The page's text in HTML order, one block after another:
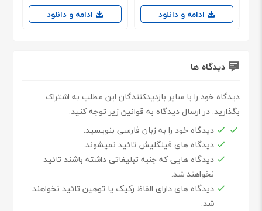
ادامه و دانلود ادامه و دانلود
دیدگاه ها
دیدگاه خود را با سایر بازدیدکنندگان این مطلب به اشتراک
بگذارید. در ارسال دیدگاه به قوانین زیر توجه کنید.
دیدگاه خود را به زبان فارسی بنویسید.
دیدگاه های فینگلیش تائید نمیشوند.
دیدگاه هایی که جنبه تبلیغاتی داشته باشند تائید
نخواهند شد.
دیدگاه های دارای الفاظ رکیک یا توهین تائید نخواهند
شد.